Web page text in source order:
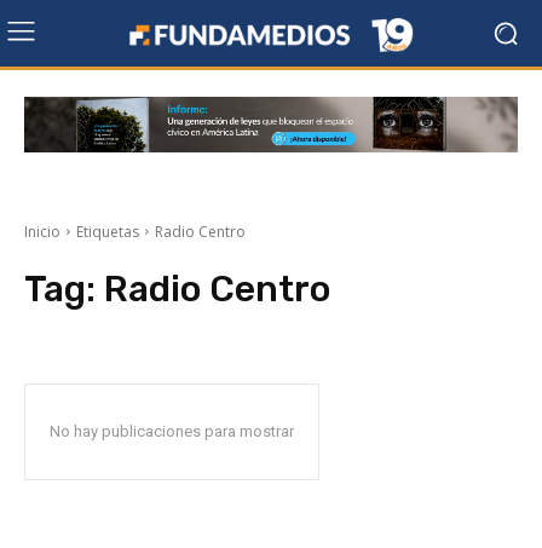
Inicio Etiquetas Radio Centro
Tag: Radio Centro
No hay publicaciones para mostrar